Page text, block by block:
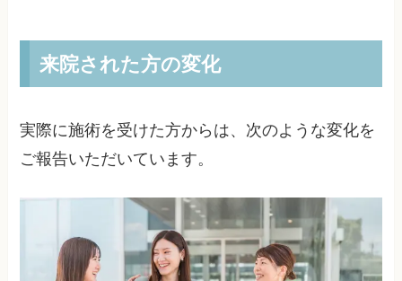
来院された方の変化
実際に施術を受けた方からは、次のような変化を
ご報告いただいています。